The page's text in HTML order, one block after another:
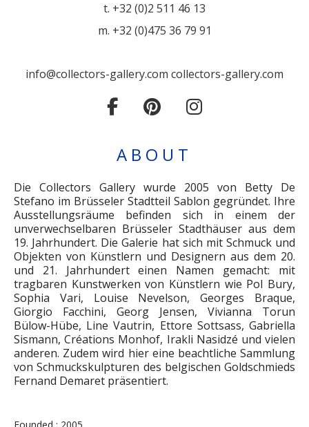
t. +32 (0)2 511 46 13
m. +32 (0)475 36 79 91
info@collectors-gallery.com collectors-gallery.com
ABOUT
Die Collectors Gallery wurde 2005 von Betty De
Stefano im Brüsseler Stadtteil Sablon gegründet. Ihre
Ausstellungsräume befinden sich in einem der
unverwechselbaren Brüsseler Stadthäuser aus dem
19. Jahrhundert. Die Galerie hat sich mit Schmuck und
Objekten von Künstlern und Designern aus dem 20.
und 21. Jahrhundert einen Namen gemacht: mit
tragbaren Kunstwerken von Künstlern wie Pol Bury,
Sophia Vari, Louise Nevelson, Georges Braque,
Giorgio Facchini, Georg Jensen, Vivianna Torun
Bülow-Hübe, Line Vautrin, Ettore Sottsass, Gabriella
Sismann, Créations Monhof, Irakli Nasidzé und vielen
anderen. Zudem wird hier eine beachtliche Sammlung
von Schmuckskulpturen des belgischen Goldschmieds
Fernand Demaret präsentiert.